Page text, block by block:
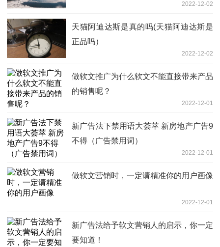
2022-12-02
天猫阿迪达斯是真的吗(天猫阿迪达斯是
正品吗）
2022-12-02
做软文推广为什么软文不能直接带来产品
的销售呢？
2022-12-01
新广告法下禁用语大荟萃 新房地产广告9
不得（广告禁用词）
2022-12-01
做软文营销时，一定请精准你的用户画像
2022-12-01
新广告法给予软文营销人的启示，你一定
要知道！